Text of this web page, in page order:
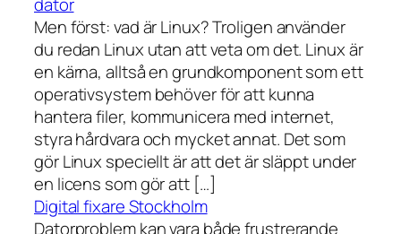
dator
Men först: vad är Linux? Troligen använder
du redan Linux utan att veta om det. Linux är
en kärna, alltså en grundkomponent som ett
operativsystem behöver för att kunna
hantera filer, kommunicera med internet,
styra hårdvara och mycket annat. Det som
gör Linux speciellt är att det är släppt under
en licens som gör att […]
Digital fixare Stockholm
Datorproblem kan vara både frustrerande